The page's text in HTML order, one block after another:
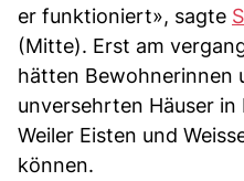
er funktioniert», sagte
(Mitte). Erst am
hätten Bewohnerinnen
unversehrten Häuser
Weiler Eisten und
können.